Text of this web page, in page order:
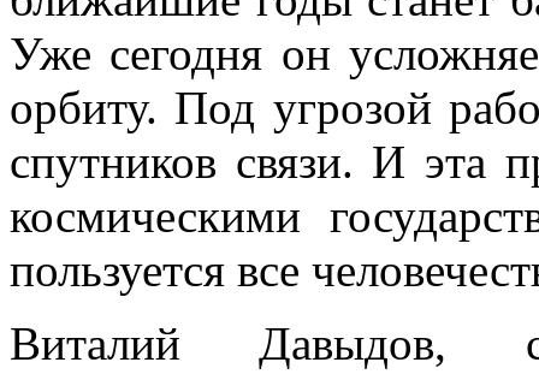
Уже сегодня он
орбиту. Под угрозой
спутников связи. И эта
космическими
пользуется все
Виталий Давыдов,